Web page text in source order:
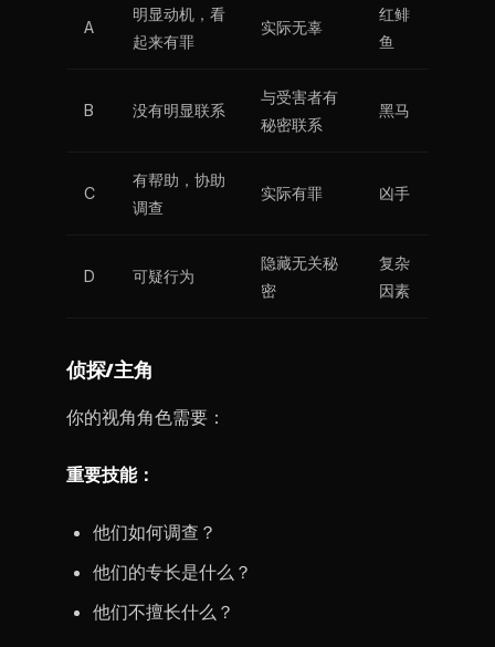
A
明显动机，看
起来有罪
实际无辜
红鲱
鱼
B 没有明显联系
与受害者有
秘密联系
黑马
C
有帮助，协助
调查
实际有罪 凶手
D 可疑行为
隐藏无关秘
密
复杂
因素
侦探/主角
你的视角角色需要：
重要技能：
他们如何调查？
他们的专长是什么？
他们不擅长什么？